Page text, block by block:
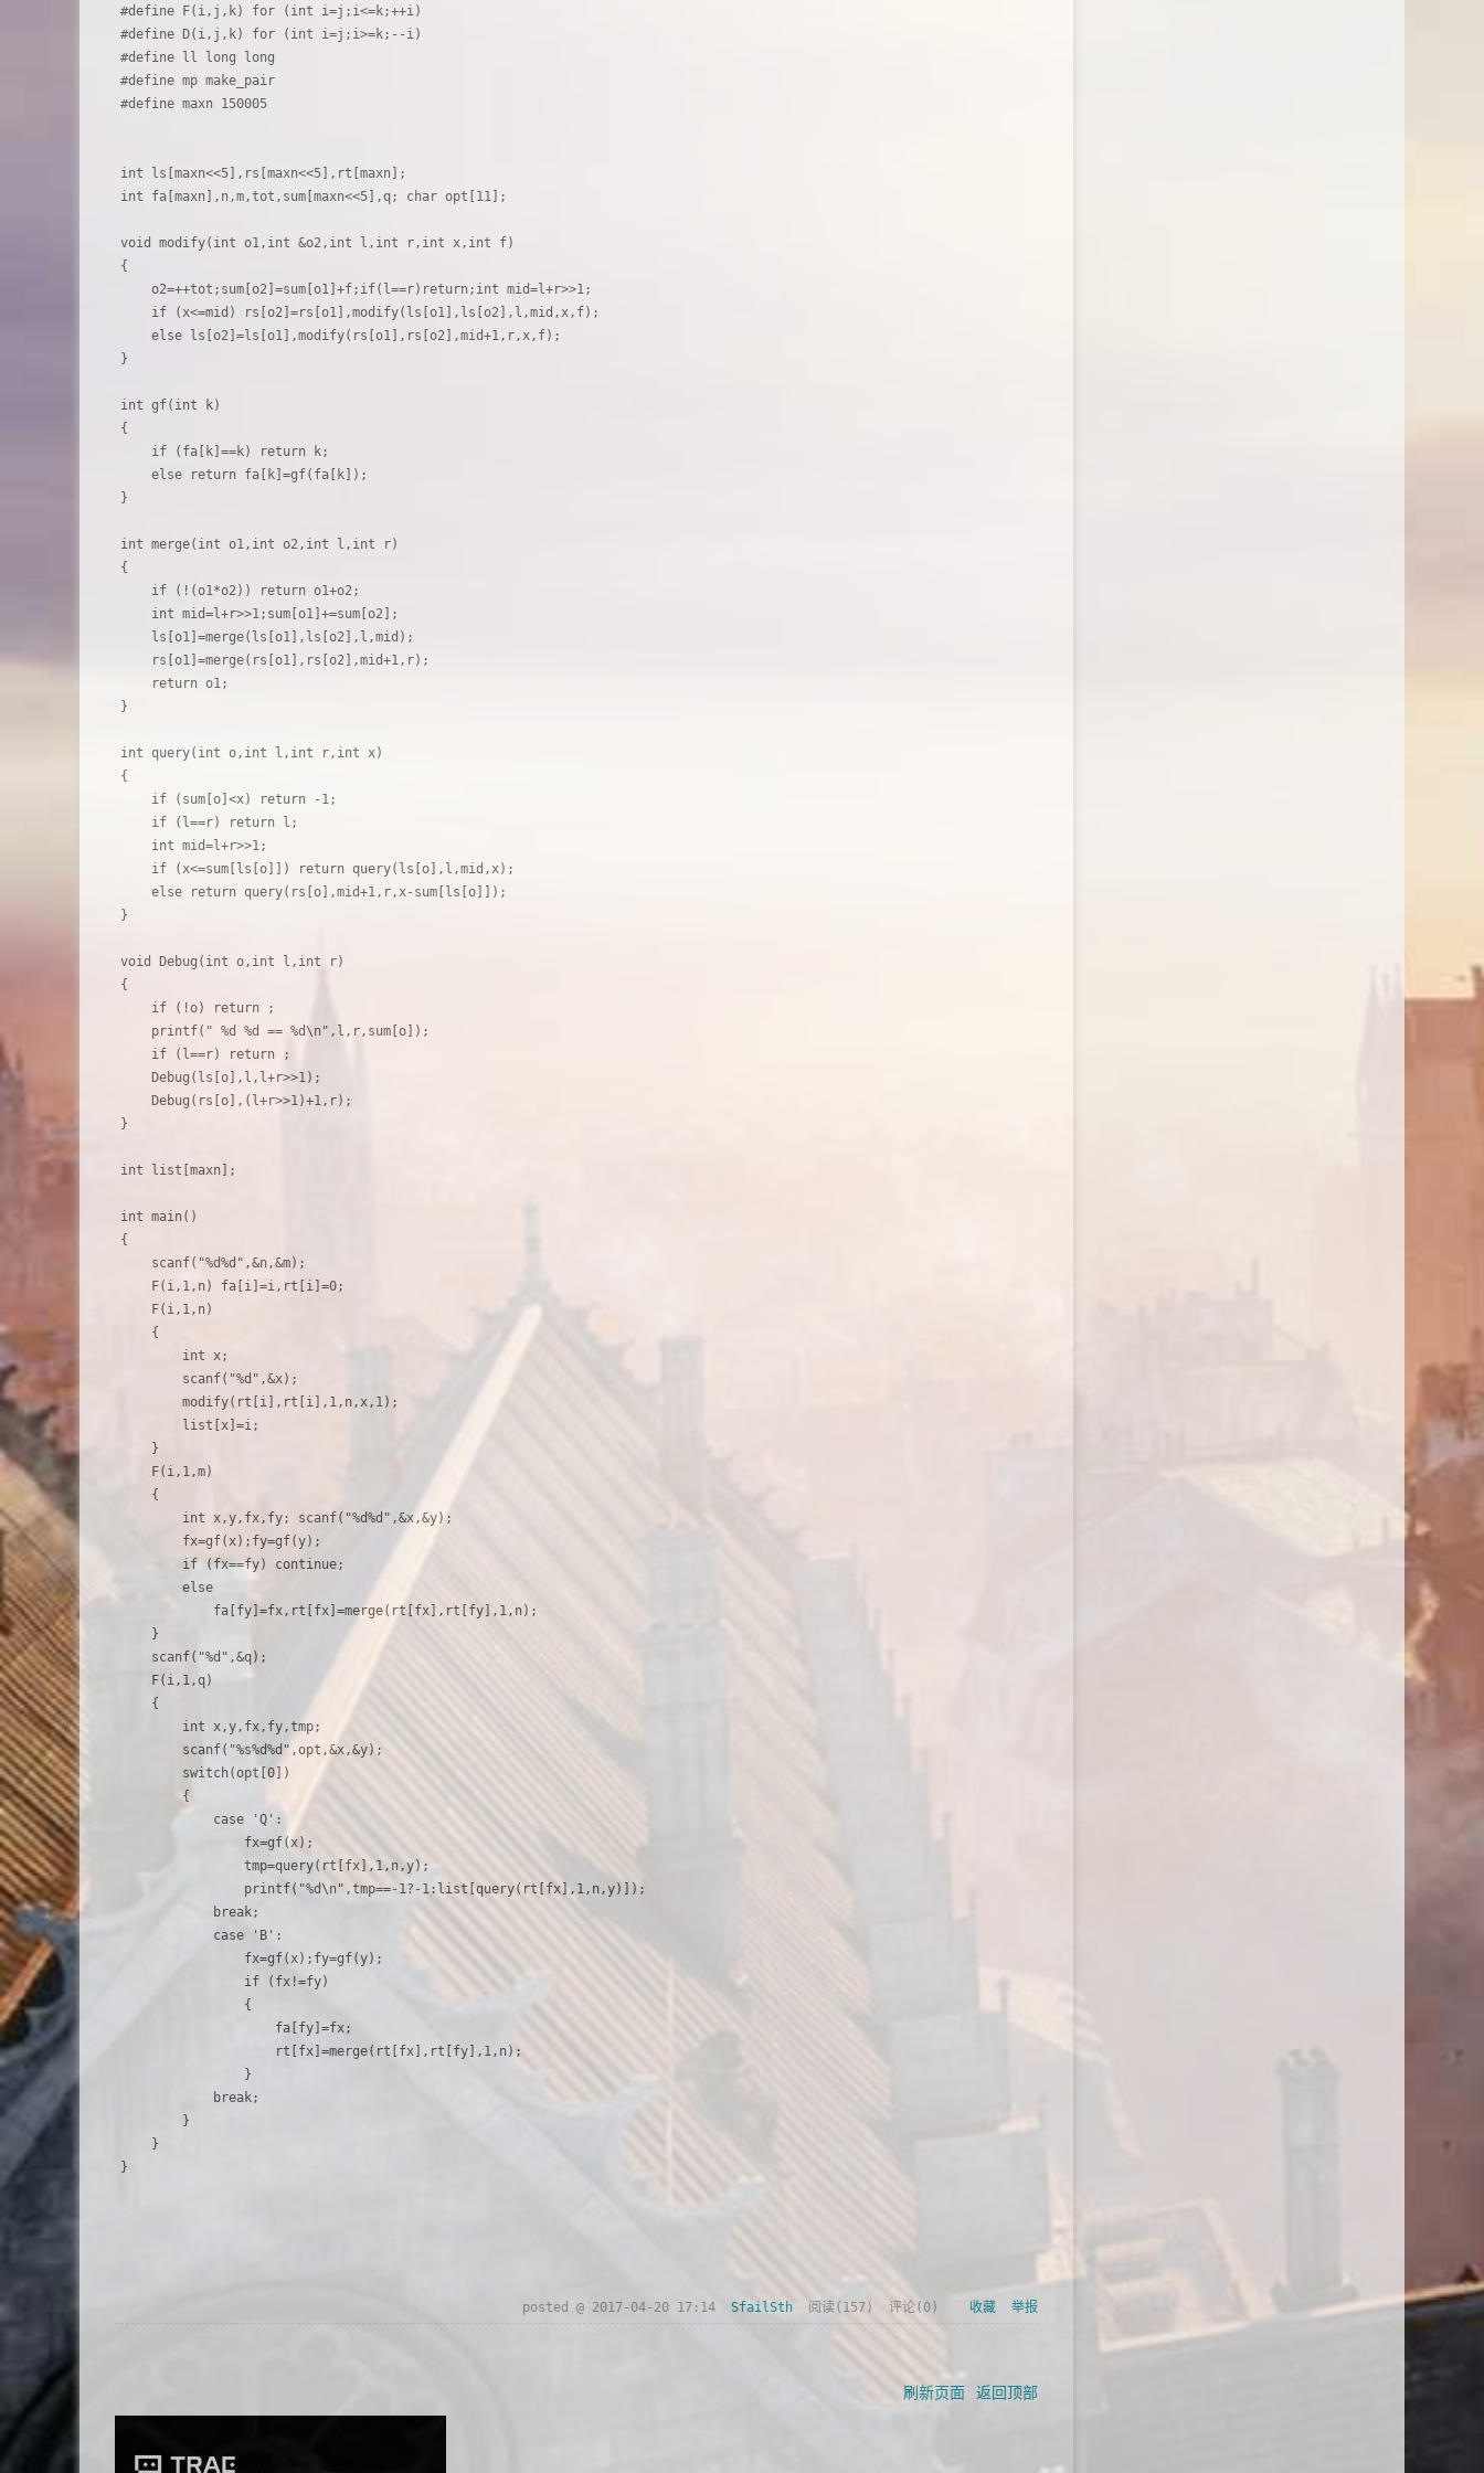
#define F(i,j,k) for (int i=j;i<=k;++i)
#define D(i,j,k) for (int i=j;i>=k;--i)
#define ll long long
#define mp make_pair
#define maxn 150005
int ls[maxn<<5],rs[maxn<<5],rt[maxn];
int fa[maxn],n,m,tot,sum[maxn<<5],q; char opt[11];
void modify(int o1,int &o2,int l,int r,int x,int f)
{
    o2=++tot;sum[o2]=sum[o1]+f;if(l==r)return;int mid=l+r>>1;
    if (x<=mid) rs[o2]=rs[o1],modify(ls[o1],ls[o2],l,mid,x,f);
    else ls[o2]=ls[o1],modify(rs[o1],rs[o2],mid+1,r,x,f);
}
int gf(int k)
{
    if (fa[k]==k) return k;
    else return fa[k]=gf(fa[k]);
}
int merge(int o1,int o2,int l,int r)
{
    if (!(o1*o2)) return o1+o2;
    int mid=l+r>>1;sum[o1]+=sum[o2];
    ls[o1]=merge(ls[o1],ls[o2],l,mid);
    rs[o1]=merge(rs[o1],rs[o2],mid+1,r);
    return o1;
}
int query(int o,int l,int r,int x)
{
    if (sum[o]<x) return -1;
    if (l==r) return l;
    int mid=l+r>>1;
    if (x<=sum[ls[o]]) return query(ls[o],l,mid,x);
    else return query(rs[o],mid+1,r,x-sum[ls[o]]);
}
void Debug(int o,int l,int r)
{
    if (!o) return ;
    printf(" %d %d == %d\n",l,r,sum[o]);
    if (l==r) return ;
    Debug(ls[o],l,l+r>>1);
    Debug(rs[o],(l+r>>1)+1,r);
}
int list[maxn];
int main()
{
    scanf("%d%d",&n,&m);
    F(i,1,n) fa[i]=i,rt[i]=0;
    F(i,1,n)
    {
        int x;
        scanf("%d",&x);
        modify(rt[i],rt[i],1,n,x,1);
        list[x]=i;
    }
    F(i,1,m)
    {
        int x,y,fx,fy; scanf("%d%d",&x,&y);
        fx=gf(x);fy=gf(y);
        if (fx==fy) continue;
        else
            fa[fy]=fx,rt[fx]=merge(rt[fx],rt[fy],1,n);
    }
    scanf("%d",&q);
    F(i,1,q)
    {
        int x,y,fx,fy,tmp;
        scanf("%s%d%d",opt,&x,&y);
        switch(opt[0])
        {
            case 'Q':
                fx=gf(x);
                tmp=query(rt[fx],1,n,y);
                printf("%d\n",tmp==-1?-1:list[query(rt[fx],1,n,y)]);
            break;
            case 'B':
                fx=gf(x);fy=gf(y);
                if (fx!=fy)
                {
                    fa[fy]=fx;
                    rt[fx]=merge(rt[fx],rt[fy],1,n);
                }
            break;
        }
    }
posted @ 2017-04-20 17:14 SfailSth 阅读( 157 ) 评论( 0 ) 收藏 举报
刷新页面 返回顶部